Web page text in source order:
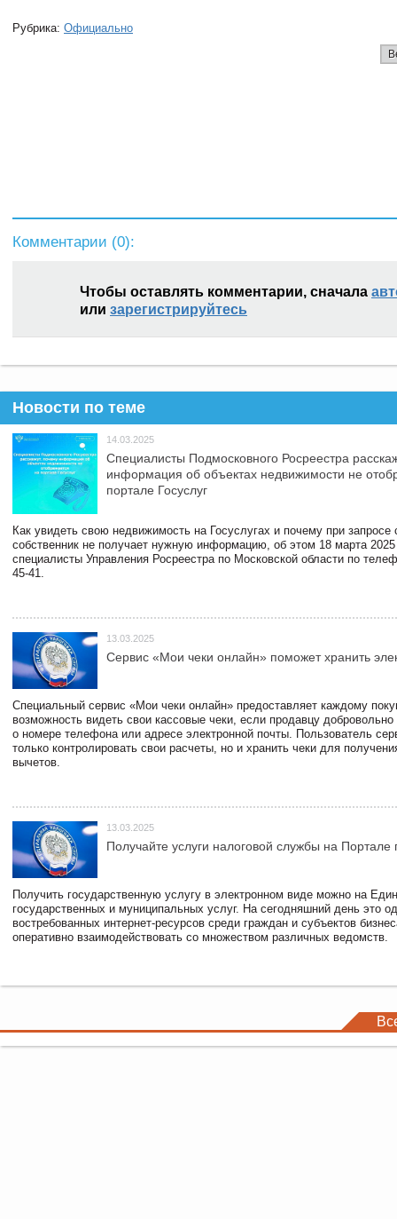
Рубрика: Официально
Комментарии (0):
Чтобы оставлять комментарии, сначала
или зарегистрируйтесь
Новости по теме
14.03.2025
Специалисты Подмосковного Росреестра
информация об объектах недвижимости не
портале Госуслуг
Как увидеть свою недвижимость на Госуслугах и почему при запросе
собственник не получает нужную информацию, об этом 18 марта 2025
специалисты Управления Росреестра по Московской области по
45-41.
13.03.2025
Сервис «Мои чеки онлайн» поможет хранить
Специальный сервис «Мои чеки онлайн» предоставляет каждому
возможность видеть свои кассовые чеки, если продавцу
о номере телефона или адресе электронной почты. Пользователь
только контролировать свои расчеты, но и хранить чеки для
вычетов.
13.03.2025
Получайте услуги налоговой службы на Портале
Получить государственную услугу в электронном виде можно на
государственных и муниципальных услуг. На сегодняшний день это
востребованных интернет-ресурсов среди граждан и субъектов
оперативно взаимодействовать со множеством различных ведомств.